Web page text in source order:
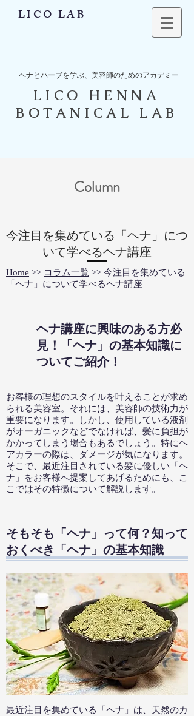
ヘナとハーブを学ぶ、美容師のためのアカデミー
LICO HENNA
BOTANICAL LAB
LICO LAB
Column
今注目を集めている「ヘナ」につ
いて学べるヘナ講座
Home >> コラム一覧 >> 今注目を集めている
「ヘナ」について学べるヘナ講座
ヘナ講座に興味のある方必
見！「ヘナ」の基本知識に
ついてご紹介！
お客様の理想のスタイルを叶えることが求め
られる美容室。それには、美容師の技術力が
重要になります。しかし、使用している液剤
がオーガニックなどでなければ、髪に負担が
かかってしまう場合もあるでしょう。特にヘ
アカラーの際は、ダメージが気になります。
そこで、最近注目されている髪に優しい「ヘ
ナ」をお客様へ提案してあげるためにも、こ
こではその特徴について解説します。
そもそも「ヘナ」って何？知って
おくべき「ヘナ」の基本知識
最近注目を集めている「ヘナ」は、天然のカ